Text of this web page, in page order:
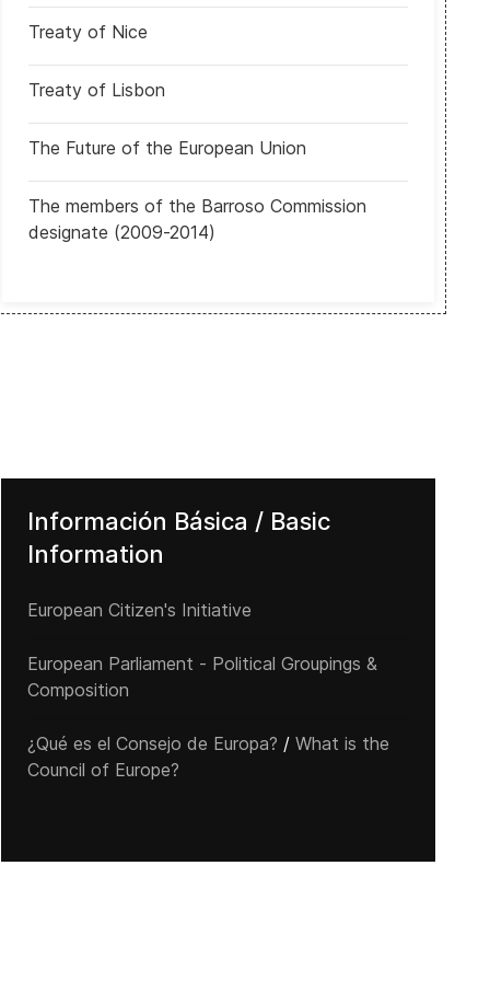
Departamento de Justicia. demanda a estados demócratas
Treaty of Nice
Treaty of Lisbon
The Future of the European Union
The members of the Barroso Commission
designate (2009-2014)
Información Básica / Basic
Information
European Citizen's Initiative
European Parliament - Political Groupings &
Composition
¿Qué es el Consejo de Europa? / What is the
Council of Europe?